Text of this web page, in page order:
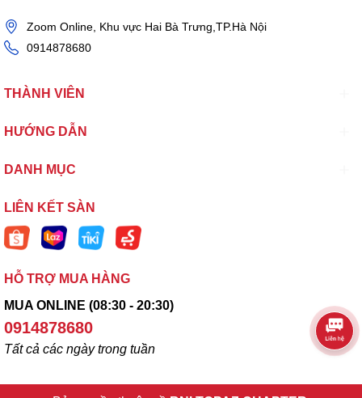
Zoom Online, Khu vực Hai Bà Trưng,TP.Hà Nội
0914878680
THÀNH VIÊN
HƯỚNG DẪN
DANH MỤC
LIÊN KẾT SÀN
HỖ TRỢ MUA HÀNG
MUA ONLINE (08:30 - 20:30)
0914878680
Tất cả các ngày trong tuần